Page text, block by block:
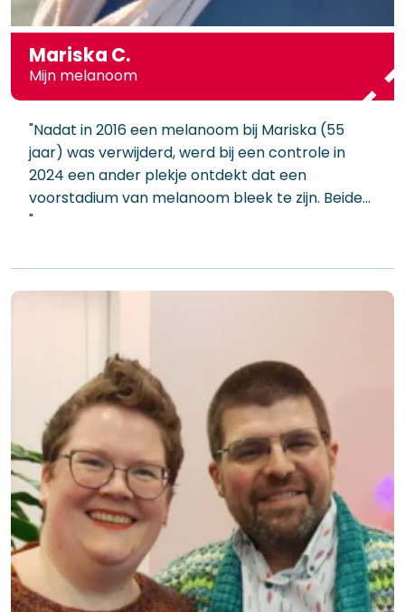
Mariska C.
Mijn melanoom
"Nadat in 2016 een melanoom bij Mariska (55
jaar) was verwijderd, werd bij een controle in
2024 een ander plekje ontdekt dat een
voorstadium van melanoom bleek te zijn. Beide…
"